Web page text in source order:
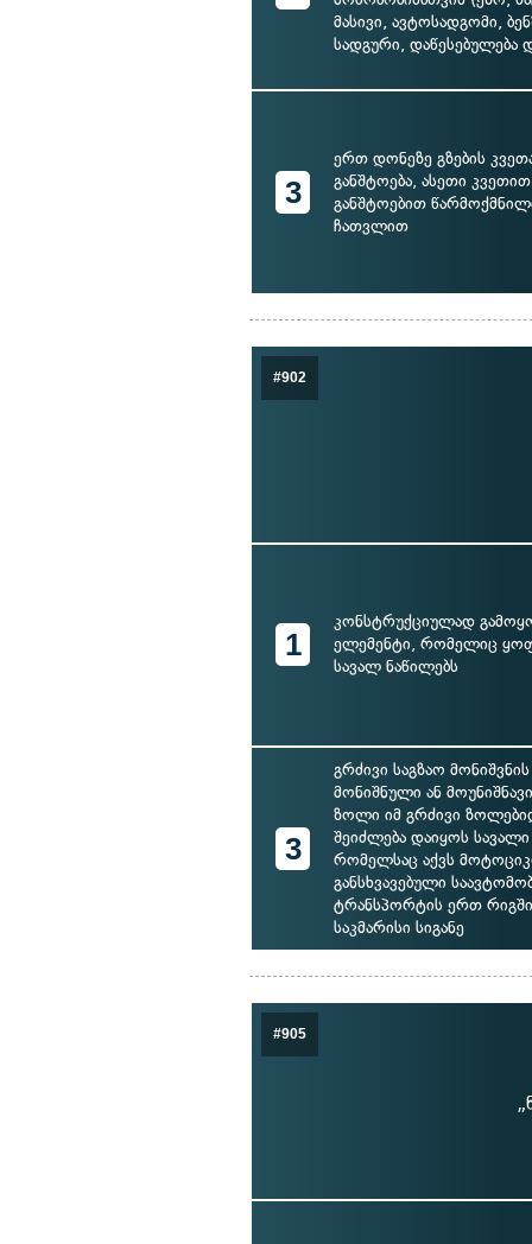
მასივი, ავტოსადგომი,
სადგური, დაწესებულება
3
ერთ დონეზე გზების
განშტოება, ასეთი
განშტოებით
ჩათვლით
#902
1
კონსტრუქციულად
ელემენტი, რომელიც
სავალ ნაწილებს
3
გრძივი საგზაო
მონიშნული ან
ზოლი იმ გრძივი
შეიძლება დაიყოს
რომელსაც აქვს
განსხვავებული
ტრანსპორტის ერთ
საკმარისი სიგანე
#905